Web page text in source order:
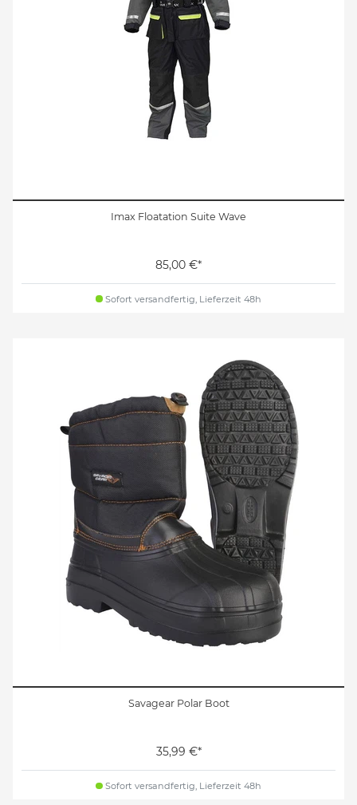
Imax Floatation Suite Wave
85,00 €*
Sofort versandfertig, Lieferzeit 48h
Savagear Polar Boot
35,99 €*
Sofort versandfertig, Lieferzeit 48h